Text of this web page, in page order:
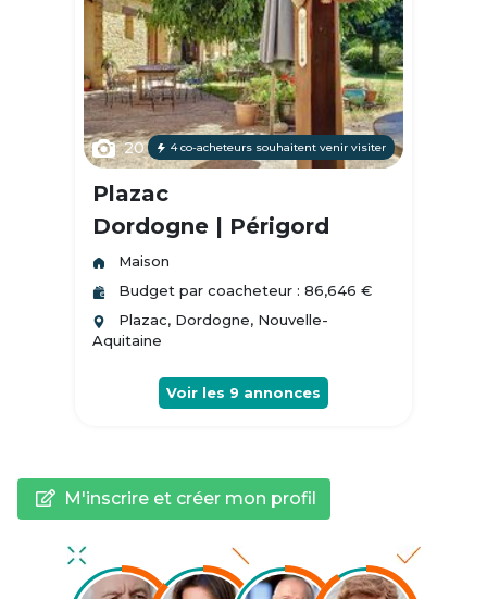
20 4 co-acheteurs souhaitent venir visiter
Plazac
Dordogne | Périgord
Maison
Budget par coacheteur : 86,646 €
Plazac, Dordogne, Nouvelle-
Aquitaine
Voir les 9 annonces
M'inscrire et créer mon profil